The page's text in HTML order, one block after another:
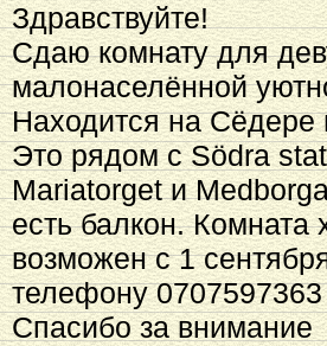
Здравствуйте!
Сдаю комнату для
малонаселённой
Находится на Сёдере
Это рядом с Södra
Mariatorget и
есть балкон.
возможен с 1
телефону 0707597363
Спасибо за внимание